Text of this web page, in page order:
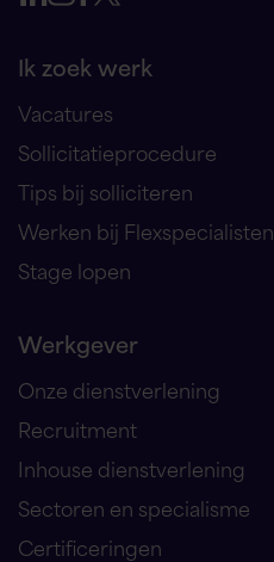
Ik zoek werk
Vacatures
Sollicitatieprocedure
Tips bij solliciteren
Werken bij Flexspecialisten
Stage lopen
Werkgever
Onze dienstverlening
Recruitment
Inhouse dienstverlening
Sectoren en specialisme
Certificeringen